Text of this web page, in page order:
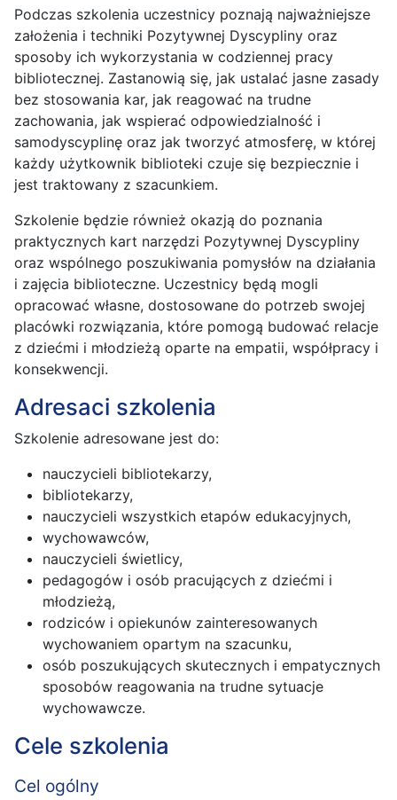
Podczas szkolenia uczestnicy poznają najważniejsze
założenia i techniki Pozytywnej Dyscypliny oraz
sposoby ich wykorzystania w codziennej pracy
bibliotecznej. Zastanowią się, jak ustalać jasne zasady
bez stosowania kar, jak reagować na trudne
zachowania, jak wspierać odpowiedzialność i
samodyscyplinę oraz jak tworzyć atmosferę, w której
każdy użytkownik biblioteki czuje się bezpiecznie i
jest traktowany z szacunkiem.
Szkolenie będzie również okazją do poznania
praktycznych kart narzędzi Pozytywnej Dyscypliny
oraz wspólnego poszukiwania pomysłów na działania
i zajęcia biblioteczne. Uczestnicy będą mogli
opracować własne, dostosowane do potrzeb swojej
placówki rozwiązania, które pomogą budować relacje
z dziećmi i młodzieżą oparte na empatii, współpracy i
konsekwencji.
Adresaci szkolenia
Szkolenie adresowane jest do:
nauczycieli bibliotekarzy,
bibliotekarzy,
nauczycieli wszystkich etapów edukacyjnych,
wychowawców,
nauczycieli świetlicy,
pedagogów i osób pracujących z dziećmi i
młodzieżą,
rodziców i opiekunów zainteresowanych
wychowaniem opartym na szacunku,
osób poszukujących skutecznych i empatycznych
sposobów reagowania na trudne sytuacje
wychowawcze.
Cele szkolenia
Cel ogólny